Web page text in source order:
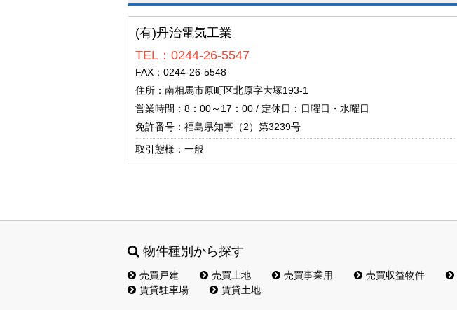
(有)丹治電気工業
TEL：0244-26-5547
FAX：0244-26-5548
住所：南相馬市原町区北原字大塚193-1
営業時間：8：00～17：00 / 定休日：日曜日・水曜日
免許番号：福島県知事（2）第3239号
取引態様：一般
物件種別から探す
売買戸建 売買土地 売買事業用 売買収益物件
賃貸駐車場
賃貸土地